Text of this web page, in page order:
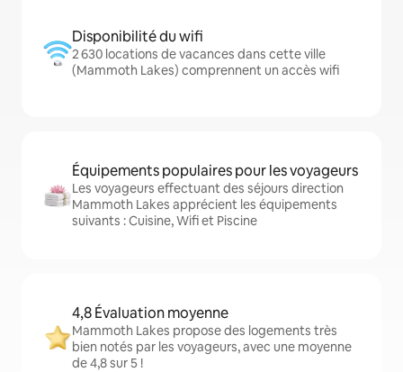
Disponibilité du wifi
2 630 locations de vacances dans cette ville
(Mammoth Lakes) comprennent un accès wifi
Équipements populaires pour les voyageurs
Les voyageurs effectuant des séjours direction
Mammoth Lakes apprécient les équipements
suivants : Cuisine, Wifi et Piscine
4,8 Évaluation moyenne
Mammoth Lakes propose des logements très
bien notés par les voyageurs, avec une moyenne
de 4,8 sur 5 !